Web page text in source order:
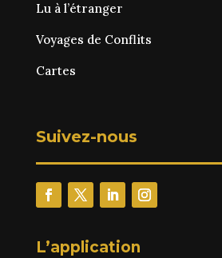
Lu à l’étranger
Voyages de Conflits
Cartes
Suivez-nous
L’application